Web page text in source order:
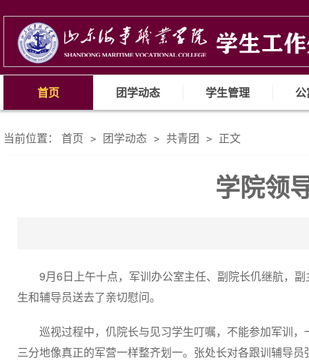
首页 团学动态 学生管理
当前位置： 首页 > 团学动态 > 共青团 > 正文
学院领
9月6日上午十点，军训办公室主任、副院长仉继航，
生和辅导员送去了亲切慰问。
巡视过程中，仉院长与见习学生叮嘱，不能参加军训
三分地像真正的军营一样整齐划一。张处长对各跟训辅导